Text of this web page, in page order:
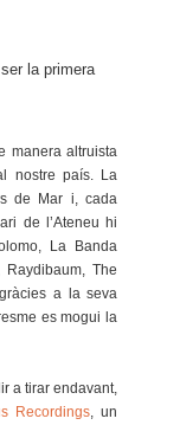
la primera
manera altruista
nostre país. La
de Mar i, cada
de l’Ateneu hi
La Banda
The
a la seva
es mogui la
a tirar endavant,
Recordings , un